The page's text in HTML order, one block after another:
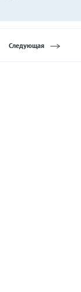
Следующая